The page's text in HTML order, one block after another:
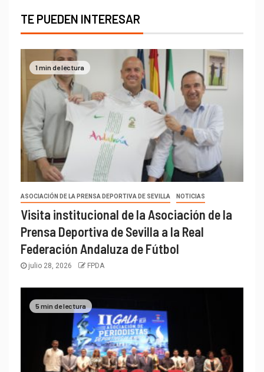
TE PUEDEN INTERESAR
1 min de lectura
ASOCIACIÓN DE LA PRENSA DEPORTIVA DE SEVILLA NOTICIAS
Visita institucional de la Asociación de la
Prensa Deportiva de Sevilla a la Real
Federación Andaluza de Fútbol
julio 28, 2026 FPDA
5 min de lectura